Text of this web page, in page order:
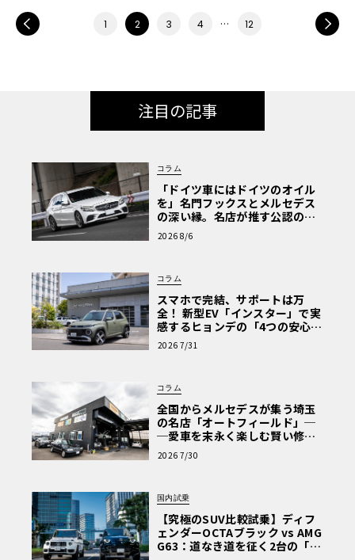
1 2 3 4 … 12
注目の記事
コラム
「ドイツ車にはドイツのオイル
を」名門フックスとメルセデス
の深い縁。名店が推す公認の安
心と、Cクラスで味わうシルキー
な走り〈PR〉
2026 8/6
コラム
スマホで完結、サポートは万
全！ 新型EV「インスター」で実
感するヒョンデの「4つの安心」
【第1回・ヒョンデ6つの疑問：
Why? Hyundai?】〈PR〉
2026 7/31
コラム
全国からメルセデスが集う埼玉
の名店「オートフィールド」─
─愛車を末永く楽しむ賢い修理
術と、プロがフックス製オイル
を選ぶ理由〈PR〉
2026 7/30
国内試乗
【究極のSUV比較試乗】ディフ
ェンダーOCTAブラック vs AMG
G63：道なき道を征く2台の「対